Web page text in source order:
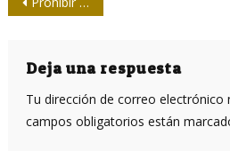
entradas
Deja una respuesta
Tu dirección de correo electrónico
campos obligatorios están